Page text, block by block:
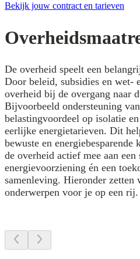
Bekijk jouw contract en tarieven
De overheid speelt een
Door beleid, subsidies en wet-
overheid bij de overgang naar
Bijvoorbeeld ondersteuning
belastingvoordeel op isolatie
eerlijke energietarieven. Dit
bewuste en
de overheid actief mee aan een
energievoorziening én een
samenleving. Hieronder
onderwerpen voor je op een rij.